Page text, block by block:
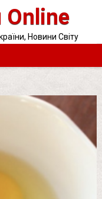
Online
Новини Світу